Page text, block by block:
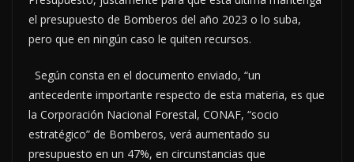
el presupuesto de Bomberos del año 2023 o lo suba,
pero que en ningún caso le quiten recursos.
Según consta en el documento enviado, “un
antecedente importante respecto de esta materia, es que
la Corporación Nacional Forestal, CONAF, “socio
estratégico” de Bomberos, verá aumentado su
presupuesto en un 47%, en circunstancias que